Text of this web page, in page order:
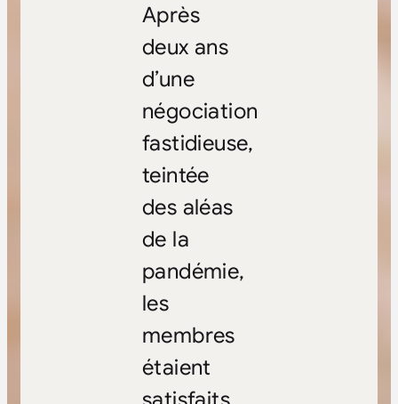
Après
deux ans
d’une
négociation
fastidieuse,
teintée
des aléas
de la
pandémie,
les
membres
étaient